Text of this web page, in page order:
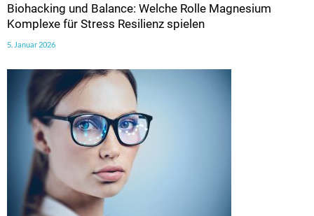
Biohacking und Balance: Welche Rolle Magnesium
Komplexe für Stress Resilienz spielen
5. Januar 2026